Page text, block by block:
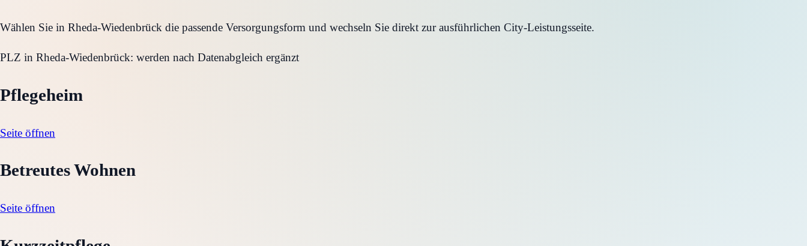
Wählen Sie in Rheda-Wiedenbrück die passende Versorgungsform und wechseln Sie direkt zur ausführlichen City-Leistungsseite.
PLZ in Rheda-Wiedenbrück: werden nach Datenabgleich ergänzt
Pflegeheim
Seite öffnen
Betreutes Wohnen
Seite öffnen